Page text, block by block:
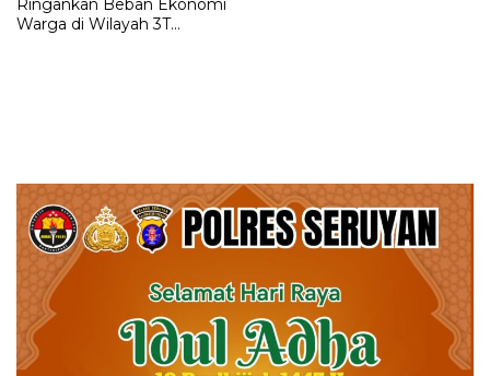
Ringankan Beban Ekonomi
Warga di Wilayah 3T